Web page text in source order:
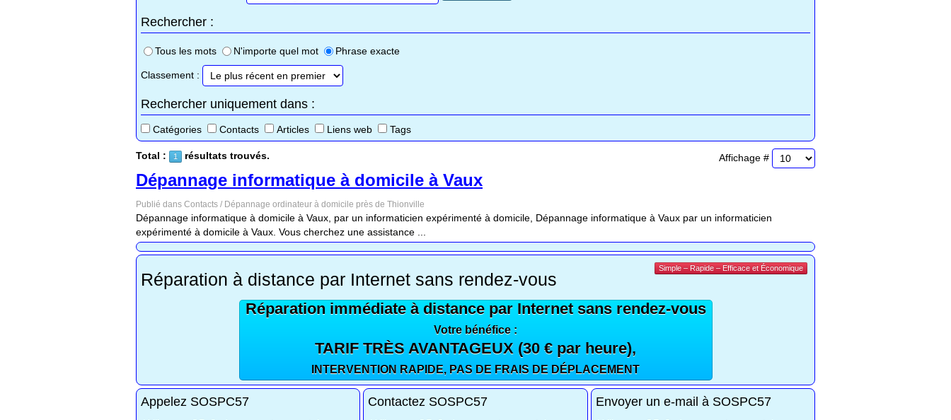
Rechercher :
Tous les mots N'importe quel mot Phrase exacte
Classement :
Rechercher uniquement dans :
Catégories Contacts Articles Liens web Tags
Total : 1 résultats trouvés. Affichage #
Dépannage informatique à domicile à Vaux
Publié dans Contacts / Dépannage ordinateur à domicile près de Thionville
Dépannage informatique à domicile à Vaux, par un informaticien expérimenté à domicile, Dépannage informatique à Vaux par un informaticien
expérimenté à domicile à Vaux. Vous cherchez une assistance ...
Simple – Rapide – Efficace et Économique
Réparation à distance par Internet sans rendez-vous
Réparation immédiate à distance par Internet sans rendez-vous
Votre bénéfice :
TARIF TRÈS AVANTAGEUX (30 € par heure),
INTERVENTION RAPIDE, PAS DE FRAIS DE DÉPLACEMENT
Appelez SOSPC57 Contactez SOSPC57 Envoyer un e-mail à SOSPC57